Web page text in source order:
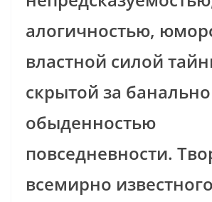
алогичностью,
властной силой
скрытой за
обыденностью
повседневности.
всемирно известного